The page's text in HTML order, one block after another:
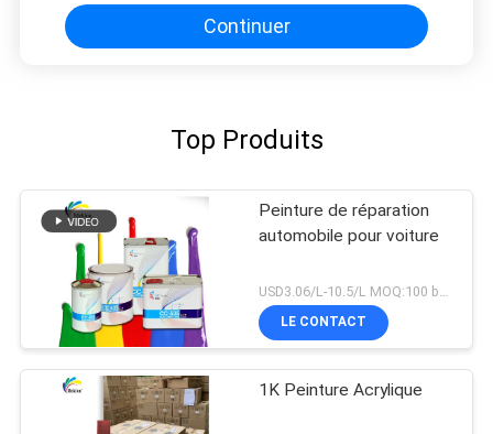
Continuer
Top Produits
Peinture de réparation
automobile pour voiture
USD3.06/L-10.5/L MOQ:100 boîtes
LE CONTACT
1K Peinture Acrylique